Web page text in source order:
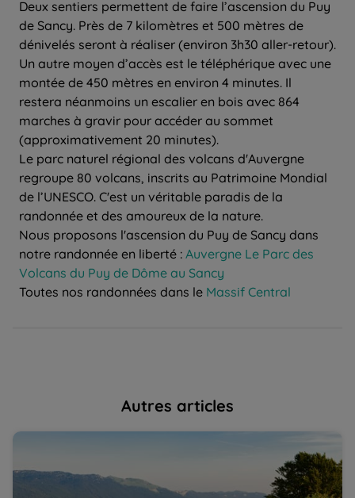
Deux sentiers permettent de faire l’ascension du Puy
de Sancy. Près de 7 kilomètres et 500 mètres de
dénivelés seront à réaliser (environ 3h30 aller-retour).
Un autre moyen d’accès est le téléphérique avec une
montée de 450 mètres en environ 4 minutes. Il
restera néanmoins un escalier en bois avec 864
marches à gravir pour accéder au sommet
(approximativement 20 minutes).
Le parc naturel régional des volcans d'Auvergne
regroupe 80 volcans, inscrits au Patrimoine Mondial
de l’UNESCO. C'est un véritable paradis de la
randonnée et des amoureux de la nature.
Nous proposons l'ascension du Puy de Sancy dans
notre randonnée en liberté : Auvergne Le Parc des
Volcans du Puy de Dôme au Sancy
Toutes nos randonnées dans le Massif Central
Autres articles
Que faire dans le Jura en famille ? | La Balaguère